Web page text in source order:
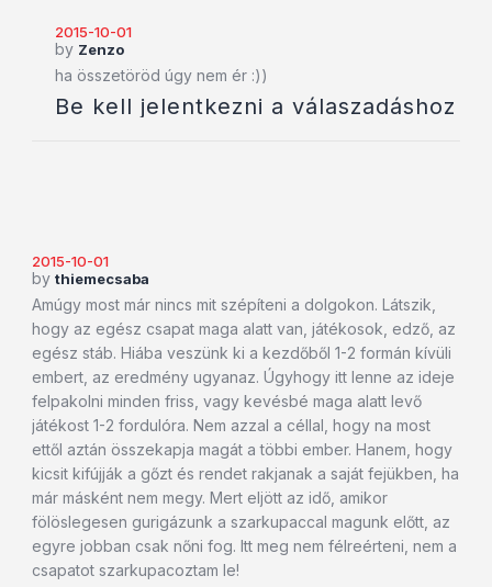
2015-10-01
by Zenzo
ha összetöröd úgy nem ér :))
Be kell jelentkezni a válaszadáshoz
2015-10-01
by thiemecsaba
Amúgy most már nincs mit szépíteni a dolgokon. Látszik,
hogy az egész csapat maga alatt van, játékosok, edző, az
egész stáb. Hiába veszünk ki a kezdőből 1-2 formán kívüli
embert, az eredmény ugyanaz. Úgyhogy itt lenne az ideje
felpakolni minden friss, vagy kevésbé maga alatt levő
játékost 1-2 fordulóra. Nem azzal a céllal, hogy na most
ettől aztán összekapja magát a többi ember. Hanem, hogy
kicsit kifújják a gőzt és rendet rakjanak a saját fejükben, ha
már másként nem megy. Mert eljött az idő, amikor
fölöslegesen gurigázunk a szarkupaccal magunk előtt, az
egyre jobban csak nőni fog. Itt meg nem félreérteni, nem a
csapatot szarkupacoztam le!